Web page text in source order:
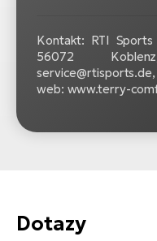
Kontakt: RTI
56072
web: www.terry-
Dotazy